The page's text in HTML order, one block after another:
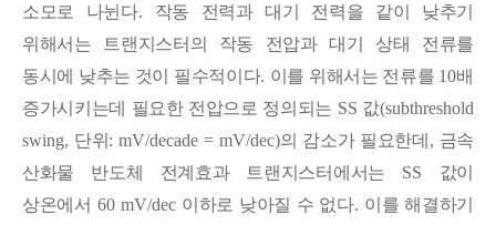
소모로 나뉜다. 작동 전력과 대기 전력을 같이 낮추기
위해서는 트랜지스터의 작동 전압과 대기 상태 전류를
동시에 낮추는 것이 필수적이다. 이를 위해서는 전류를 10배
증가시키는데 필요한 전압으로 정의되는 SS 값(subthreshold
swing, 단위 : mV/decade = mV/dec)의 감소가 필요한데 , 금속
산화물 반도체 전계효과 트랜지스터에서는 SS 값이
상온에서 60 mV/dec 이하로 낮아질 수 없다. 이를 해결하기